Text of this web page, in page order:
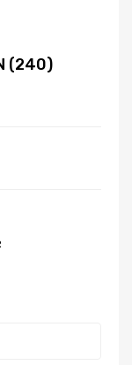
(240)